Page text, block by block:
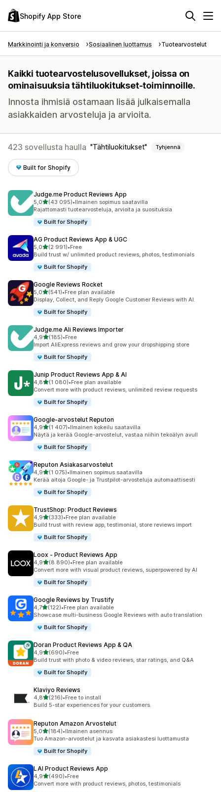
Shopify App Store
Markkinointi ja konversio Sosiaalinen luottamus Tuotearvostelut
Kaikki tuotearvostelusovellukset, joissa on
ominaisuuksia tähtiluokitukset-toiminnoille.
Innosta ihmisiä ostamaan lisää julkaisemalla
asiakkaiden arvosteluja ja arvioita.
423 sovellusta haulla Tähtiluokitukset Tyhjennä
Built for Shopify
Judge.me Product Reviews App
5,0/ 5 tähteä
(43 095)
43095 arvostelua yhteensä
•Ilmainen sopimus saatavilla
Rajattomasti tuotearvosteluja, arvioita ja suosituksia
Built for Shopify
AG Product Reviews App & UGC
5,0/ 5 tähteä
(2 991)
2991 arvostelua yhteensä
•Free
Build trust w/ unlimited product reviews, photos, testimonials
Built for Shopify
Google Reviews Rocket
5,0/ 5 tähteä
(541)
541 arvostelua yhteensä
•Free plan available
Display, Collect, and Reply Google Customer Reviews with AI.
Built for Shopify
Judge.me Ali Reviews Importer
4,9/ 5 tähteä
(185)
185 arvostelua yhteensä
•Free
Import AliExpress reviews and grow your dropshipping store
Built for Shopify
Junip Product Reviews App & AI
4,8/ 5 tähteä
(1 080)
1080 arvostelua yhteensä
•Free plan available
Convert more with product reviews, unlimited review requests
Built for Shopify
Google‑arvostelut Reputon
4,9/ 5 tähteä
(1 407)
1407 arvostelua yhteensä
•Ilmainen kokeilu saatavilla
Näytä ja kerää Google-arvostelut, vastaa niihin tekoälyn avull
Built for Shopify
Reputon Asiakasarvostelut
4,9/ 5 tähteä
(1 075)
1075 arvostelua yhteensä
•Ilmainen sopimus saatavilla
Kerää aitoja Google- ja Trustpilot-arvosteluja automaattisesti
Built for Shopify
TrustShop: Product Reviews
4,9/ 5 tähteä
(333)
333 arvostelua yhteensä
•Free plan available
Build trust with review app, testimonial, store reviews import
Built for Shopify
Loox ‑ Product Reviews App
4,9/ 5 tähteä
(8 890)
8890 arvostelua yhteensä
•Free plan available
Convert more with visual product reviews, superpowered by AI
Built for Shopify
Google Reviews by Trustify
4,7/ 5 tähteä
(122)
122 arvostelua yhteensä
•Free plan available
Showcase multi-business Google Reviews with auto translation
Built for Shopify
Doran Product Reviews App & QA
4,9/ 5 tähteä
(690)
690 arvostelua yhteensä
•Free
Build trust with photo & video reviews, star ratings, and Q&A
Built for Shopify
Klaviyo Reviews
4,8/ 5 tähteä
(216)
216 arvostelua yhteensä
•Free to install
Build 5-star experiences for your customers.
Reputon Amazon Arvostelut
5,0/ 5 tähteä
(184)
184 arvostelua yhteensä
•Ilmainen asennus
Tuo Amazon-arvostelut ja kasvata asiakastesi luottamusta
Built for Shopify
LAI Product Reviews App
4,9/ 5 tähteä
(490)
490 arvostelua yhteensä
•Free
Convert more with product reviews, photos, testimonials